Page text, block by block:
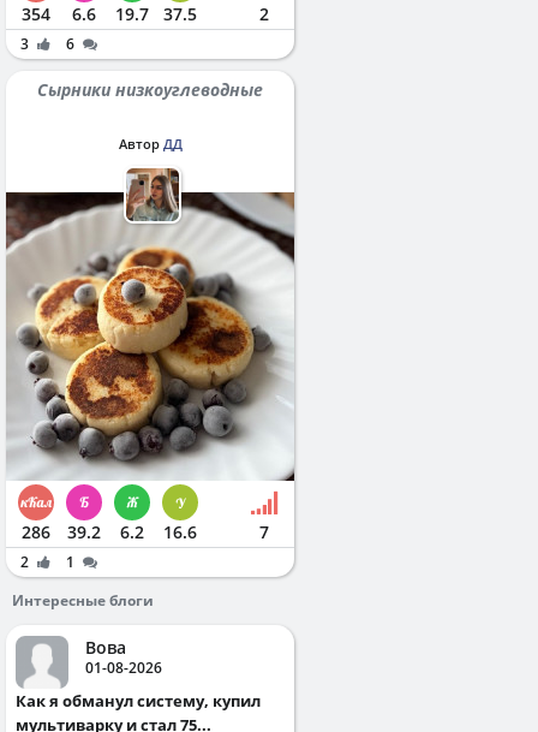
354 6.6 19.7 37.5 2
3 6
Сырники низкоуглеводные
Автор ДД
286 39.2 6.2 16.6 7
2
1
Интересные блоги
Вова
01-08-2026
Как я обманул систему, купил
мультиварку и стал 75...